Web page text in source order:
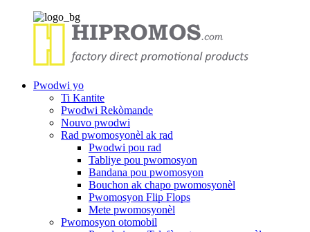
Pwodwi yo
Ti Kantite
Pwodwi Rekòmande
Nouvo pwodwi
Rad pwomosyonèl ak rad
Pwodwi pou rad
Tabliye pou pwomosyon
Bandana pou pwomosyon
Bouchon ak chapo pwomosyonèl
Pwomosyon Flip Flops
Mete pwomosyonèl
Pwomosyon otomobil